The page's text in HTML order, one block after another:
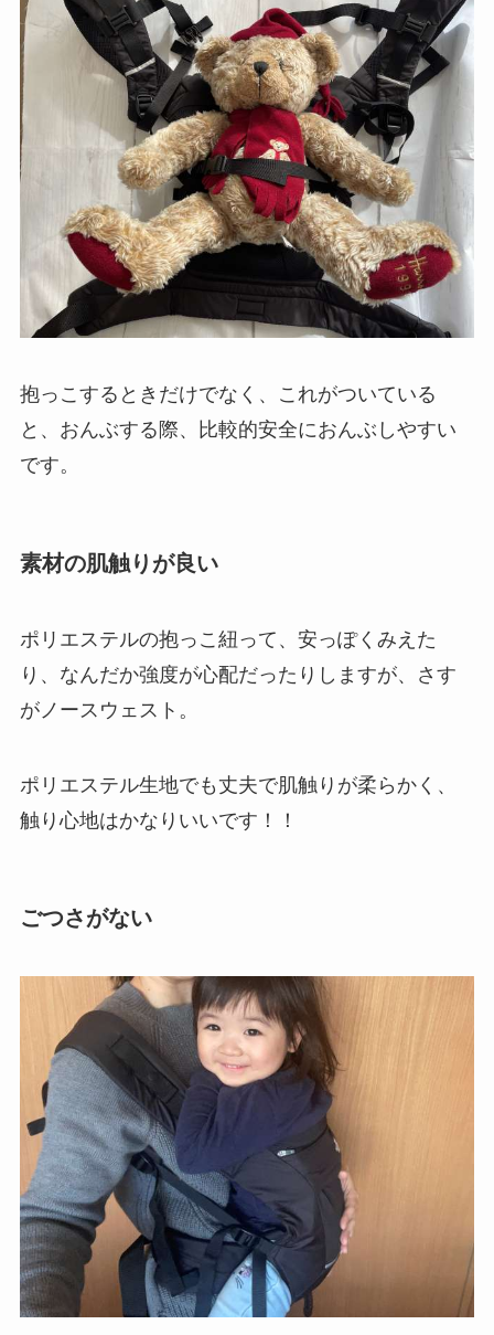
抱っこするときだけでなく、これがついている
と、おんぶする際、比較的安全におんぶしやすい
です。
素材の肌触りが良い
ポリエステルの抱っこ紐って、安っぽくみえた
り、なんだか強度が心配だったりしますが、さす
がノースウェスト。
ポリエステル生地でも丈夫で肌触りが柔らかく、
触り心地はかなりいいです！！
ごつさがない